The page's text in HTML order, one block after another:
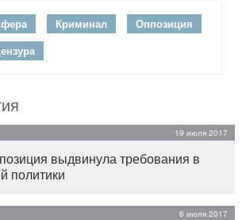
Криминал
Оппозиция
19 июля 2017
выдвинула требования в
политики
6 июля 2017